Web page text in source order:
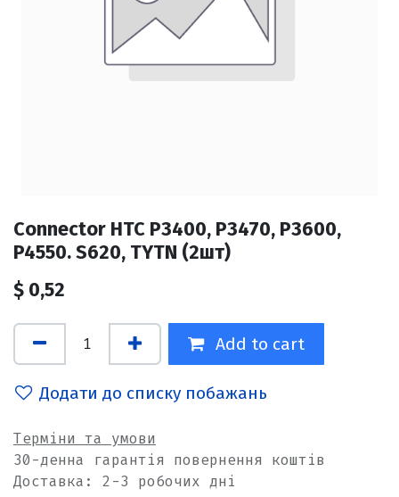
Connector HTC P3400, P3470, P3600,
P4550. S620, TYTN (2шт)
$ 0,52
Add to cart
Додати до списку побажань
Терміни та умови
30-денна гарантія повернення коштів
Доставка: 2-3 робочих дні